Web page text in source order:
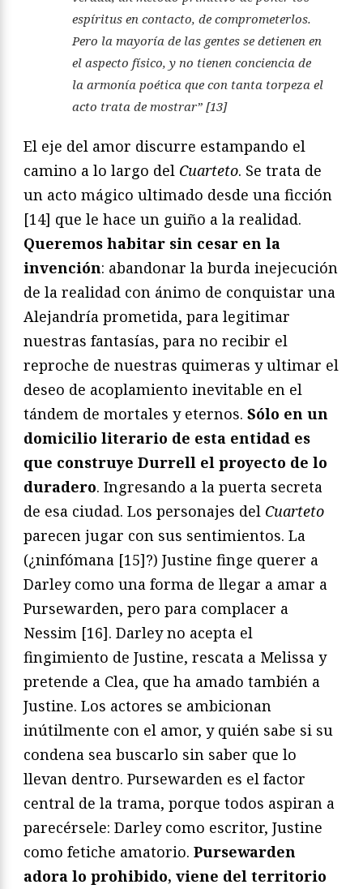
espíritus en contacto, de comprometerlos.
Pero la mayoría de las gentes se detienen en
el aspecto físico, y no tienen conciencia de
la armonía poética que con tanta torpeza el
acto trata de mostrar” [13]
El eje del amor discurre estampando el
camino a lo largo del Cuarteto. Se trata de
un acto mágico ultimado desde una ficción
[14] que le hace un guiño a la realidad.
Queremos habitar sin cesar en la
invención: abandonar la burda inejecución
de la realidad con ánimo de conquistar una
Alejandría prometida, para legitimar
nuestras fantasías, para no recibir el
reproche de nuestras quimeras y ultimar el
deseo de acoplamiento inevitable en el
tándem de mortales y eternos. Sólo en un
domicilio literario de esta entidad es
que construye Durrell el proyecto de lo
duradero. Ingresando a la puerta secreta
de esa ciudad. Los personajes del Cuarteto
parecen jugar con sus sentimientos. La
(¿ninfómana [15]?) Justine finge querer a
Darley como una forma de llegar a amar a
Pursewarden, pero para complacer a
Nessim [16]. Darley no acepta el
fingimiento de Justine, rescata a Melissa y
pretende a Clea, que ha amado también a
Justine. Los actores se ambicionan
inútilmente con el amor, y quién sabe si su
condena sea buscarlo sin saber que lo
llevan dentro. Pursewarden es el factor
central de la trama, porque todos aspiran a
parecérsele: Darley como escritor, Justine
como fetiche amatorio. Pursewarden
adora lo prohibido, viene del territorio